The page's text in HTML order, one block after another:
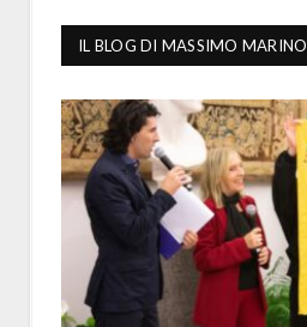
IL BLOG DI MASSIMO MARINO